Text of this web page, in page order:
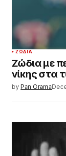
ΖΏΔΙΑ
Ζώδια με
νίκης στα
by Pan Orama